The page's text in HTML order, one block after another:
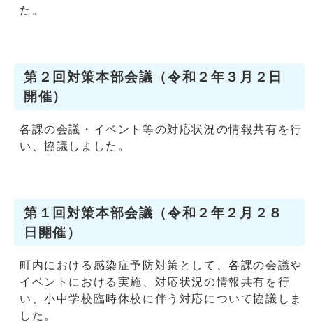
た。
第２回対策本部会議（令和２年３月２日
開催）
各課の会議・イベント等の対応状況の情報共有を行
い、協議しました。
第１回対策本部会議（令和２年２月２８
日開催）
町内における感染症予防対策として、各課の会議や
イベントにおける実施、対応状況の情報共有を行
い、小中学校臨時休校に伴う対応について協議しま
した。